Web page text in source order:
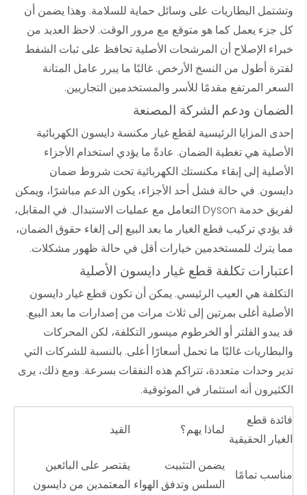
وتشتمل البطاريات على وسائل حماية للسلامة. وهذا يضمن أن
كل جزء يعمل كما هو متوقع مع مرور الوقت. لاحظ العديد من
خبراء الإصلاح أن المرشحات الأصلية تحافظ على ثبات الشفط
لفترة أطول من النسخ الأرخص. غالبًا ما يبرر عامل المتانة
السعر المرتفع مقدمًا للأسر والمستخدمين التجاريين.
الضمان ودعم الشركة المصنعة
إحدى المزايا الرئيسية لقطع غيار مكنسة دايسون الكهربائية
الأصلية هي تغطية الضمان. عادةً ما يؤدي استخدام الأجزاء
الأصلية إلى إبقاء مكنستك الكهربائية تحت شروط ضمان
دايسون. في حالة فشل أحد الأجزاء، يكون الدعم مباشرًا، ويمكن
لفريق خدمة Dyson التعامل مع عمليات الاستبدال. في المقابل،
قد يؤدي تركيب قطع الغيار ما بعد البيع إلى إلغاء حقوق الضمان،
مما يترك للمستخدمين خيارات أقل في حالة ظهور مشكلات.
اعتبارات تكلفة قطع غيار دايسون الأصلية
التكلفة هي العيب الرئيسي. يمكن أن تكون قطع غيار دايسون
الأصلية أغلى بمرتين إلى ثلاث مرات من إصدارات ما بعد البيع.
قد يبدو الفلتر أو الخرطوم ميسور التكلفة، لكن المحركات
والبطاريات غالبًا ما تحمل أسعارًا أعلى. بالنسبة للشركات التي
تدير وحدات متعددة، تتراكم هذه النفقات بسرعة. ومع ذلك، يرى
الكثيرون أنه استثمار في الموثوقية.
فائدة قطع
الغيار الحقيقية
لماذا يهم؟ القيد
مناسب تمامًا
يضمن التثبيت
السلس وتدفق الهواء
يقتصر على البائعين
المعتمدين من دايسون